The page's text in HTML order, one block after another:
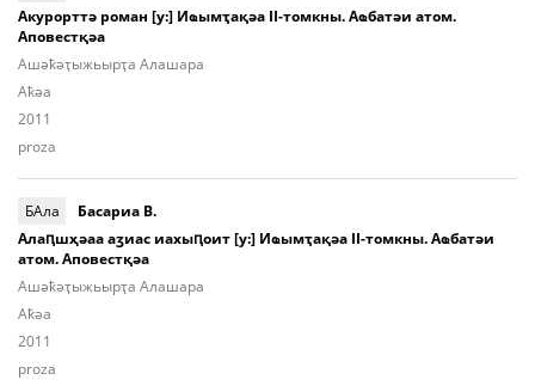
Акурорттә роман [у:] Иҩымҭақәа II-томкны. Аҩбатәи атом.
Аповестқәа
Ашә­ҟәҭы­жьыр­ҭа Алашара
Aҟәа
2011
proza
БАла
Басариа В.
Алаԥшҳәаа аӡиас иахыԥоит [у:] Иҩымҭақәа II-томкны. Аҩбатәи
атом. Аповестқәа
Ашә­ҟәҭы­жьыр­ҭа Алашара
Aҟәа
2011
proza